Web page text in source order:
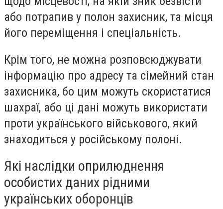
або потрапив у полон захисник, та місця
його переміщення і спеціальність.
Крім того, не можна розповсюджувати
інформацію про адресу та сімейний стан
захисника, бо цим можуть скористатися
шахраї, або ці дані можуть використати
проти українського військового, який
знаходиться у російському полоні.
Які наслідки оприлюднення
особистих даних рідними
українських оборонців